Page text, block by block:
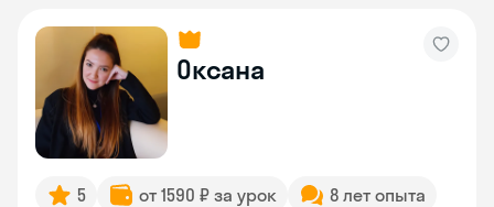
Оксана
5 от 1590 ₽ за урок 8 лет опыта